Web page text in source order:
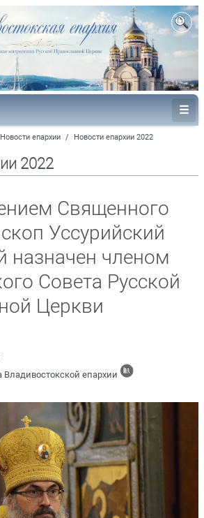
Новости епархии / Новости епархии 2022
2022
Священного
Уссурийский
назначен членом
Совета Русской
Церкви
Владивостокской епархии